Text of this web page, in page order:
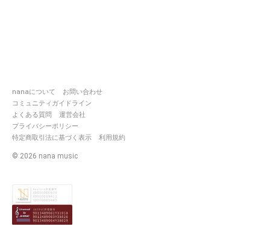
nanaについて
お問い合わせ
コミュニティガイドライン
よくある質問
運営会社
プライバシーポリシー
特定商取引法に基づく表示
利用規約
© 2026 nana music